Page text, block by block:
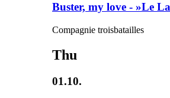
Buster, my love - »Le
Compagnie troisbatailles
Thu
01.10.